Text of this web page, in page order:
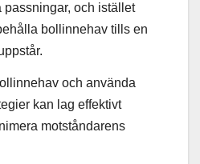
passningar, och istället
bollinnehav tills en
och använda
kan lag effektivt
motståndarens